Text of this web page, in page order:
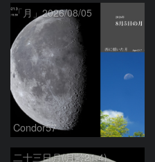
「月」2026/08/05
Condor57
二十三日月(月齢21.4)